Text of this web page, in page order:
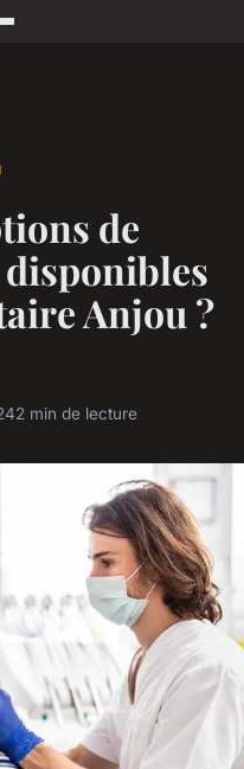
de
Anjou ?
2 min de lecture